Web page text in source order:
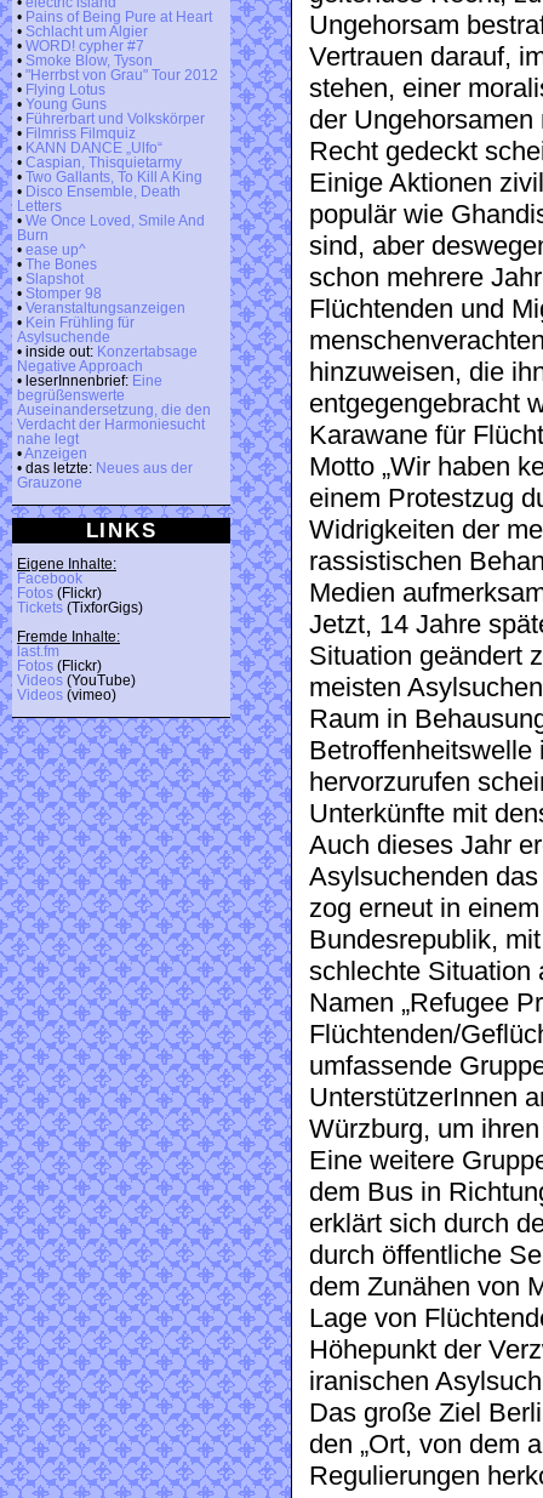
• Pains of Being Pure at Heart
• Schlacht um Algier
• WORD! cypher #7
• Smoke Blow, Tyson
• "Herrbst von Grau" Tour 2012
• Flying Lotus
• Young Guns
• Führerbart und Volkskörper
• Filmriss Filmquiz
• KANN DANCE „Ulfo“
• Caspian, Thisquietarmy
• Two Gallants, To Kill A King
• Disco Ensemble, Death
Letters
• We Once Loved, Smile And
Burn
• ease up^
• The Bones
• Slapshot
• Stomper 98
• Veranstaltungsanzeigen
• Kein Frühling für
Asylsuchende
• inside out: Konzertabsage
Negative Approach
• leserInnenbrief: Eine
begrüßenswerte
Auseinandersetzung, die den
Verdacht der Harmoniesucht
nahe legt
•Anzeigen
• das letzte: Neues aus der
Grauzone
LINKS
Eigene Inhalte:
Facebook
Fotos (Flickr)
Tickets (TixforGigs)
Fremde Inhalte:
last.fm
Fotos (Flickr)
Videos (YouTube)
Videos (vimeo)
Ungehorsam
Vertrauen darauf,
stehen, einer
der
Recht gedeckt
Einige Aktionen
populär wie
sind, aber
schon mehrere
Flüchtenden und
hinzuweisen, die
entgegengebracht
Karawane für
Motto „Wir haben
einem Protestzug
Widrigkeiten der
rassistischen
Medien
Jetzt, 14 Jahre
Situation geändert
meisten
Raum in
Betroffenheitswelle
hervorzurufen
Unterkünfte mit
Auch dieses Jahr
Asylsuchenden
zog erneut in
Bundesrepublik,
schlechte Situation
Namen „Refugee
Flüchtenden/
umfassende
UnterstützerInnen
Würzburg, um
Eine weitere
dem Bus in
erklärt sich durch
durch öffentliche
dem Zunähen von
Lage von
Höhepunkt der
iranischen
Das große Ziel
den „Ort, von dem
Regulierungen